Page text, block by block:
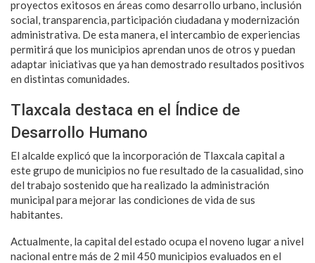
proyectos exitosos en áreas como desarrollo urbano, inclusión
social, transparencia, participación ciudadana y modernización
administrativa. De esta manera, el intercambio de experiencias
permitirá que los municipios aprendan unos de otros y puedan
adaptar iniciativas que ya han demostrado resultados positivos
en distintas comunidades.
Tlaxcala destaca en el Índice de
Desarrollo Humano
El alcalde explicó que la incorporación de Tlaxcala capital a
este grupo de municipios no fue resultado de la casualidad, sino
del trabajo sostenido que ha realizado la administración
municipal para mejorar las condiciones de vida de sus
habitantes.
Actualmente, la capital del estado ocupa el noveno lugar a nivel
nacional entre más de 2 mil 450 municipios evaluados en el